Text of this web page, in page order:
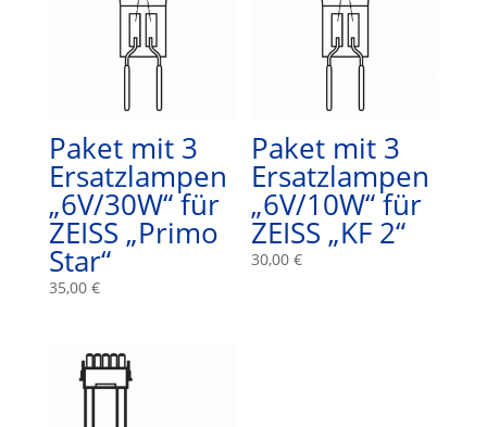
Paket mit 3
Ersatzlampen
„6V/30W“ für
ZEISS „Primo
Star“
35,00 €
Paket mit 3
Ersatzlampen
„6V/10W“ für
ZEISS „KF 2“
30,00€